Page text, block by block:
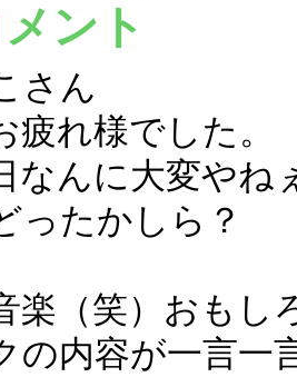
ント
さん
疲れ様でした。
なんに大変やね
ったかしら？
楽（笑）おもし
の内容が一言